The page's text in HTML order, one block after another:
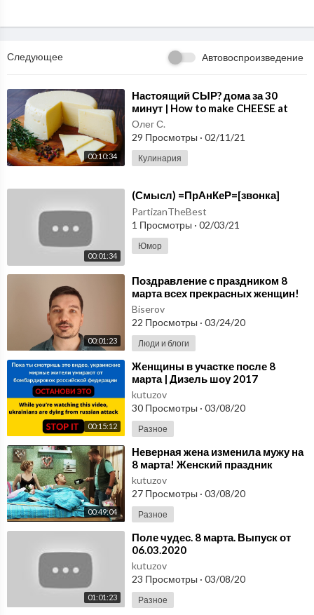
Следующее Автовоспроизведение
00:10:34
⁣Настоящий СЫР? дома за 30
минут | How to make CHEESE at
home
Олег С.
29 Просмотры · 02/11/21
Кулинария
00:01:34
⁣(Смысл) =ПрАнКеР=[звонка]
PartizanTheBest
1 Просмотры · 02/03/21
Юмор
00:01:23
⁣Поздравление с праздником 8
марта всех прекрасных женщин!
Biserov
22 Просмотры · 03/24/20
Люди и блоги
00:15:12
⁣Женщины в участке после 8
марта | Дизель шоу 2017
kutuzov
30 Просмотры · 03/08/20
Разное
00:49:04
⁣Неверная жена изменила мужу на
8 марта! Женский праздник
закончился разводом! | На Троих,
приколы
kutuzov
27 Просмотры · 03/08/20
Разное
01:01:23
⁣Поле чудес. 8 марта. Выпуск от
06.03.2020
kutuzov
23 Просмотры · 03/08/20
Разное